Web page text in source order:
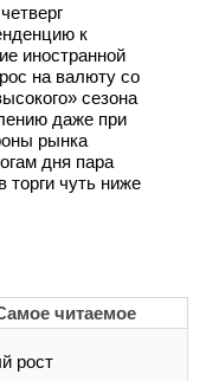
к
иностранной
на валюту со
сезона
даже при
рынка
дня пара
торги чуть ниже
читаемое
рост